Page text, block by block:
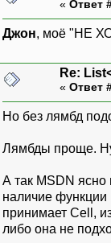
« Ответ
Джон, моё "НЕ
Re:
« Ответ
Но без лямбд
Лямбды проще.
А так MSDN ясно
наличие функции
принимает Cell,
либо она не